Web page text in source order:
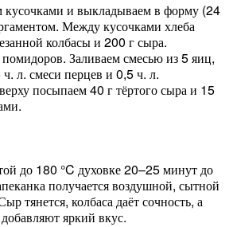
кусочками и выкладываем в форму (24
Между кусочками хлеба
колбасы и 200 г сыра.
Заливаем смесью из 5 яиц,
л. смеси перцев и 0,5 ч. л.
посыпаем 40 г тёртого сыра и 15
до 180 °C духовке 20–25 минут до
получается воздушной, сытной
тянется, колбаса даёт сочность, а
яркий вкус.